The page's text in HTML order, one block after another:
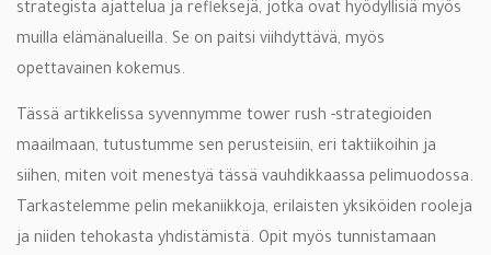
strategista ajattelua ja refleksejä, jotka ovat hyödyllisiä myös
muilla elämänalueilla. Se on paitsi viihdyttävä, myös
opettavainen kokemus.
Tässä artikkelissa syvennymme tower rush -strategioiden
maailmaan, tutustumme sen perusteisiin, eri taktiikoihin ja
siihen, miten voit menestyä tässä vauhdikkaassa pelimuodossa.
Tarkastelemme pelin mekaniikkoja, erilaisten yksiköiden rooleja
ja niiden tehokasta yhdistämistä. Opit myös tunnistamaan